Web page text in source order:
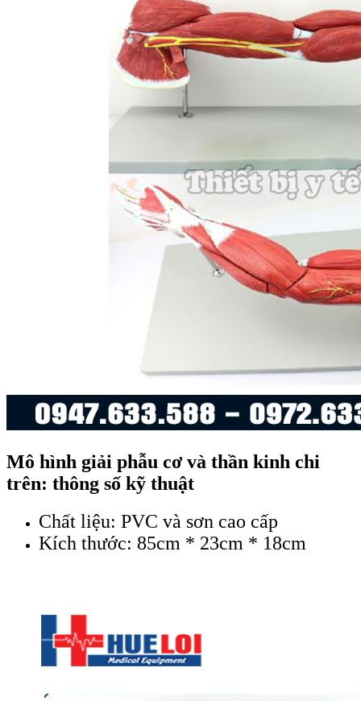
Mô hình giải phẫu cơ và thần kinh chi
trên: thông số kỹ thuật
Chất liệu: PVC và sơn cao cấp
Kích thước: 85cm * 23cm * 18cm